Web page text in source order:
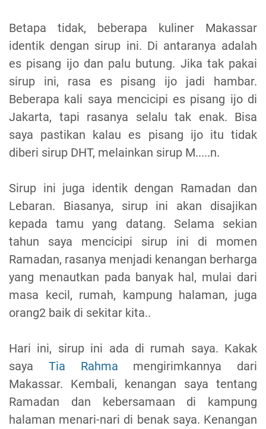
Betapa tidak, beberapa kuliner Makassar
identik dengan sirup ini. Di antaranya adalah
es pisang ijo dan palu butung. Jika tak pakai
sirup ini, rasa es pisang ijo jadi hambar.
Beberapa kali saya mencicipi es pisang ijo di
Jakarta, tapi rasanya selalu tak enak. Bisa
saya pastikan kalau es pisang ijo itu tidak
diberi sirup DHT, melainkan sirup M.....n.
Sirup ini juga identik dengan Ramadan dan
Lebaran. Biasanya, sirup ini akan disajikan
kepada tamu yang datang. Selama sekian
tahun saya mencicipi sirup ini di momen
Ramadan, rasanya menjadi kenangan berharga
yang menautkan pada banyak hal, mulai dari
masa kecil, rumah, kampung halaman, juga
orang2 baik di sekitar kita..
Hari ini, sirup ini ada di rumah saya. Kakak
saya Tia Rahma mengirimkannya dari
Makassar. Kembali, kenangan saya tentang
Ramadan dan kebersamaan di kampung
halaman menari-nari di benak saya. Kenangan